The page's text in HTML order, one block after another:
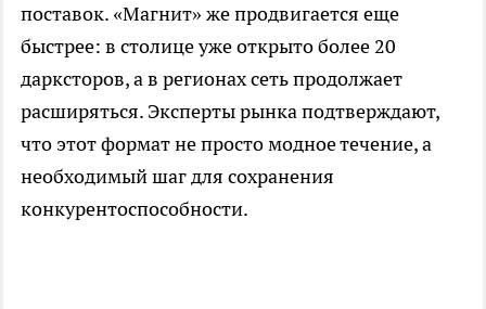
поставок. «Магнит» же продвигается еще
быстрее: в столице уже открыто более 20
дарксторов, а в регионах сеть продолжает
расширяться. Эксперты рынка подтверждают,
что этот формат не просто модное течение, а
необходимый шаг для сохранения
конкурентоспособности.